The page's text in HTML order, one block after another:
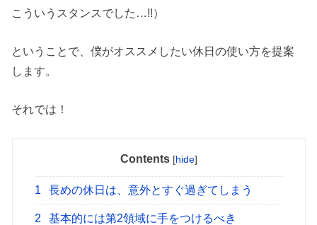
こういうスタンスでした…!!）
ということで、僕がオススメしたい休日の使い方を提案
します。
それでは！
Contents [hide]
1 長めの休日は、意外とすぐ過ぎてしまう
2 基本的には第2領域に手をつけるべき